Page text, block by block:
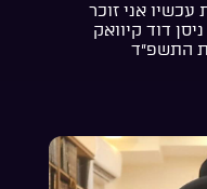
אני זוכר
דוד קיוואק
התשפ”ד